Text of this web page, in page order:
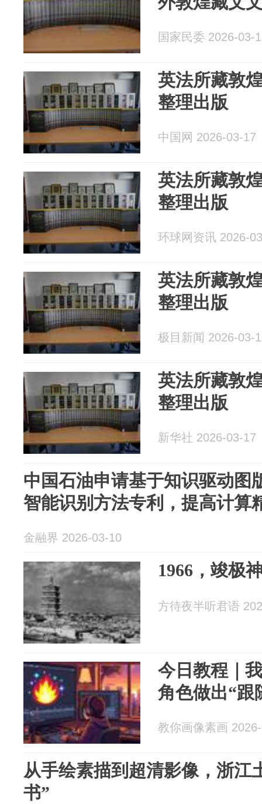
国家民委 2026-03-
英法所藏敦
整理出版
中国网 2026-03-17
英法所藏敦
整理出版
环球网资讯 2026-
英法所藏敦
整理出版
极目新闻 2026-03-
英法所藏敦
整理出版
新华社 2026-03-17
中国石油申请基于知识驱动图
智能识别方法专利，提高计算
金融界 2026-03-10
1966，竣极
方待夜半听君语
今日教程｜
角色做出“跟
教你画像素画
从手绘素描到超清影像，浙江
书”